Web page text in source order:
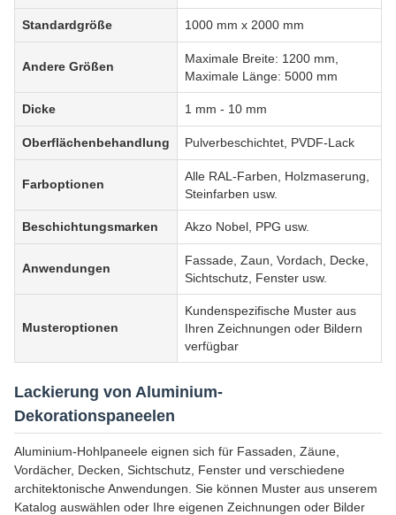
Standardgröße 1000 mm x 2000 mm
Andere Größen
Maximale Breite: 1200 mm,
Maximale Länge: 5000 mm
Dicke 1 mm - 10 mm
Oberflächenbehandlung Pulverbeschichtet, PVDF-Lack
Farboptionen
Alle RAL-Farben, Holzmaserung,
Steinfarben usw.
Beschichtungsmarken Akzo Nobel, PPG usw.
Anwendungen
Fassade, Zaun, Vordach, Decke,
Sichtschutz, Fenster usw.
Musteroptionen
Kundenspezifische Muster aus
Ihren Zeichnungen oder Bildern
verfügbar
Lackierung von Aluminium-
Dekorationspaneelen
Aluminium-Hohlpaneele eignen sich für Fassaden, Zäune,
Vordächer, Decken, Sichtschutz, Fenster und verschiedene
architektonische Anwendungen. Sie können Muster aus unserem
Katalog auswählen oder Ihre eigenen Zeichnungen oder Bilder